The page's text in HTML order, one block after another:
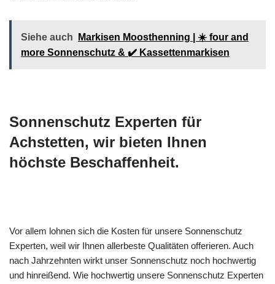
Siehe auch
Markisen Moosthenning | ☀️ four and
more Sonnenschutz & ✔️ Kassettenmarkisen
Sonnenschutz Experten für
Achstetten, wir bieten Ihnen
höchste Beschaffenheit.
Vor allem lohnen sich die Kosten für unsere Sonnenschutz
Experten, weil wir Ihnen allerbeste Qualitäten offerieren. Auch
nach Jahrzehnten wirkt unser Sonnenschutz noch hochwertig
und hinreißend. Wie hochwertig unsere Sonnenschutz Experten